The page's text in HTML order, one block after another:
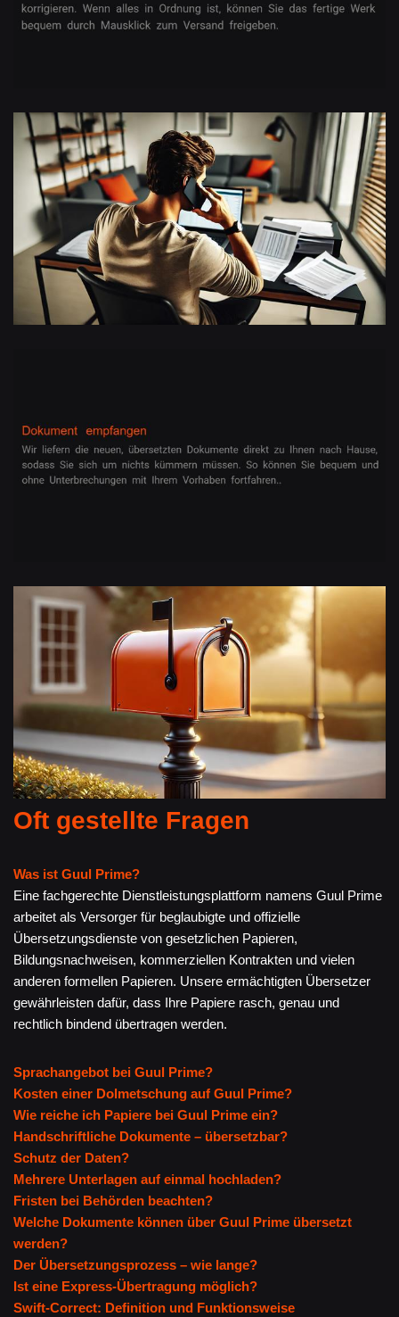
Oft gestellte Fragen
Was ist Guul Prime?
Eine fachgerechte Dienstleistungsplattform namens Guul Prime
arbeitet als Versorger für beglaubigte und offizielle
Übersetzungsdienste von gesetzlichen Papieren,
Bildungsnachweisen, kommerziellen Kontrakten und vielen
anderen formellen Papieren. Unsere ermächtigten Übersetzer
gewährleisten dafür, dass Ihre Papiere rasch, genau und
rechtlich bindend übertragen werden.
Sprachangebot bei Guul Prime?
Kosten einer Dolmetschung auf Guul Prime?
Wie reiche ich Papiere bei Guul Prime ein?
Handschriftliche Dokumente – übersetzbar?
Schutz der Daten?
Mehrere Unterlagen auf einmal hochladen?
Fristen bei Behörden beachten?
Welche Dokumente können über Guul Prime übersetzt
werden?
Der Übersetzungsprozess – wie lange?
Ist eine Express-Übertragung möglich?
Swift-Correct: Definition und Funktionsweise